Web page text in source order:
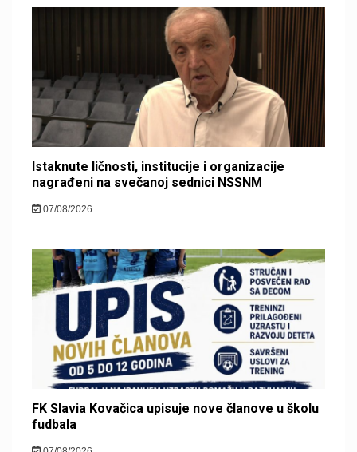
Istaknute ličnosti, institucije i organizacije
nagrađeni na svečanoj sednici NSSNM
07/08/2026
FK Slavia Kovačica upisuje nove članove u školu
fudbala